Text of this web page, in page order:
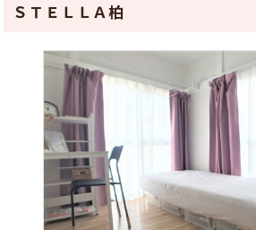
ＳＴＥＬＬＡ柏